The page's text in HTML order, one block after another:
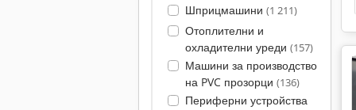
Шприцмашини (1 211)
Отоплителни и
охладителни уреди (157)
Машини за производство
на PVC прозорци (136)
Периферни устройства